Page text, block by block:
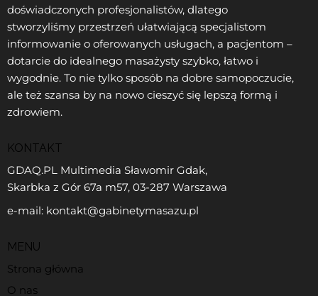
doświadczonych profesjonalistów, dlatego
stworzyliśmy przestrzeń ułatwiającą specjalistom
informowanie o oferowanych usługach, a pacjentom –
dotarcie do idealnego masażysty szybko, łatwo i
wygodnie. To nie tylko sposób na dobre samopoczucie,
ale też szansa by na nowo cieszyć się lepszą formą i
zdrowiem.
KONTAKT
GDAQ.PL Multimedia Sławomir Gdak,
Skarbka z Gór 67a m57, 03-287 Warszawa
e-mail: kontakt@gabinetymasazu.pl
MENU
Strona główna
O nas